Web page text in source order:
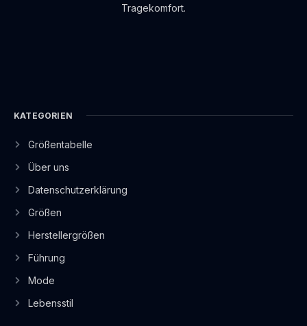
Tragekomfort.
KATEGORIEN
Größentabelle
Über uns
Datenschutzerklärung
Größen
Herstellergrößen
Führung
Mode
Lebensstil